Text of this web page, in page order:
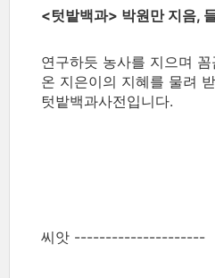
<텃밭백과> 박원만 지음,
연구하듯 농사를 지으며
온 지은이의 지혜를 물려
텃밭백과사전입니다.
씨앗 ---------------------